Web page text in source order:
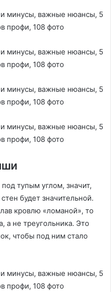
тупым углом, значит,
будет значительной.
кровлю «ломаной», то
а не треугольника. Это
чтобы под ним стало